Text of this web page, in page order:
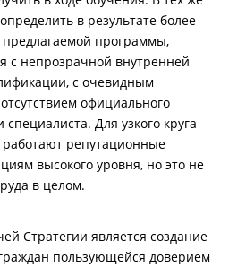
в результате более
программы,
с непрозрачной внутренней
с очевидным
официального
Для узкого круга
репутационные
высокого уровня, но это не
в целом.
Стратегии является создание
пользующейся доверием